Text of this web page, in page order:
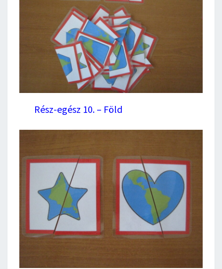
Rész-egész 10. – Föld